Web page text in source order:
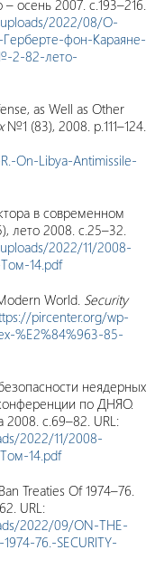
осень 2007. c.193–216.
2022/08/О-
фон-Караяне-
2-82-лето-
as Well as Other
№1 (83), 2008. p.111–124.
On-Libya-Antimissile-
в современном
лето 2008. c.25–32.
2022/11/2008-
14.pdf
World. Security
pircenter.org/wp-
%E2%84%963-85-
неядерных
по ДНЯО.
c.69–82. URL:
2022/11/2008-
14.pdf
Treaties Of 1974–76.
URL:
2022/09/ON-THE-
76.-SECURITY-